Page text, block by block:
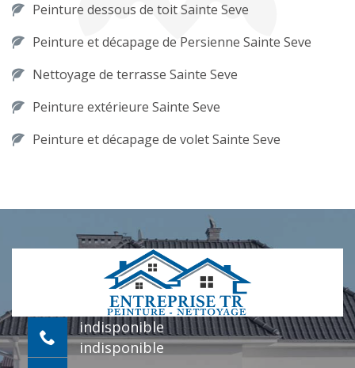
Peinture dessous de toit Sainte Seve
Peinture et décapage de Persienne Sainte Seve
Nettoyage de terrasse Sainte Seve
Peinture extérieure Sainte Seve
Peinture et décapage de volet Sainte Seve
indisponible
indisponible